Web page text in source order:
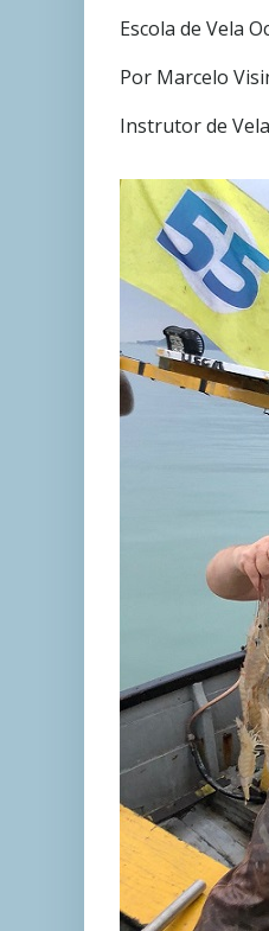
Escola de Vela
Por Marcelo
Instrutor de